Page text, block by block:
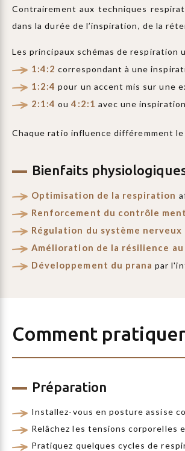
Contrairement aux techniques
dans la durée de l’inspiration, de la
Les principaux schémas de
1:4:2 correspondant à une
1:2:4 pour un accent mis sur une
2:1:4 ou4:2:1 avec une
Chaque ratio influence différemment
Bienfaits
Optimisation de la respiration
Renforcement du contrôle
Régulation du système nerveux
Amélioration de la résilience
Développement du prana par
Comment
Préparation
Installez-vous en posture assise
Relâchez les tensions corporelles
Pratiquez quelques cycles de